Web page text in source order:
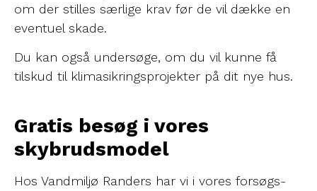
om der stilles særlige krav før de vil dække en
eventuel skade.
Du kan også undersøge, om du vil kunne få
tilskud til klimasikringsprojekter på dit nye hus.
Gratis besøg i vores
skybrudsmodel
Hos Vandmiljø Randers har vi i vores forsøgs-